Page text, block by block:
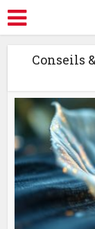
Conseils